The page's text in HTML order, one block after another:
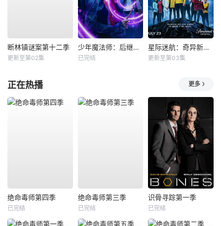
断林镇谜案第十二季
更新至第02集
少年魔法师：后继者第三季
已完结
星际迷航：奇异新世界第四季
更新至第03集
正在热播 更多
绝命毒师第四季
已完结
绝命毒师第三季
已完结
识骨寻踪第一季
已完结